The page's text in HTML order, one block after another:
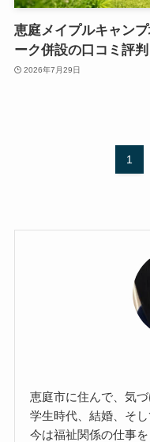
恵庭メイプルキャン
ーク併設の口コミ評
2026年7月29日
1
恵庭市に住んで、気づ
学生時代、結婚、そし
今は福祉関係の仕事